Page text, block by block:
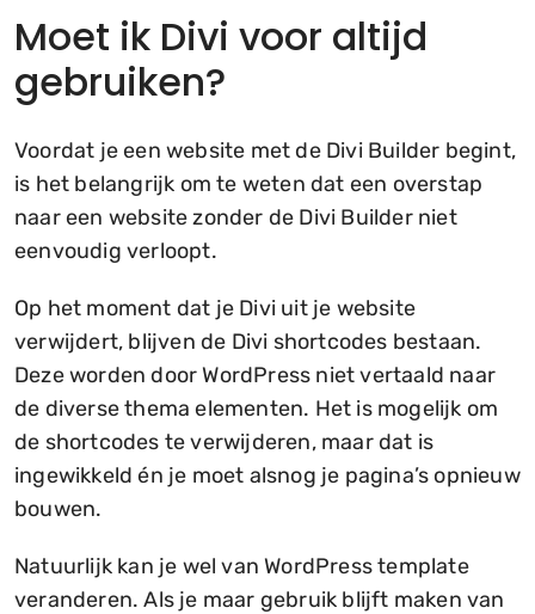
Moet ik Divi voor altijd
gebruiken?
Voordat je een website met de Divi Builder begint,
is het belangrijk om te weten dat een overstap
naar een website zonder de Divi Builder niet
eenvoudig verloopt.
Op het moment dat je Divi uit je website
verwijdert, blijven de Divi shortcodes bestaan.
Deze worden door WordPress niet vertaald naar
de diverse thema elementen. Het is mogelijk om
de shortcodes te verwijderen, maar dat is
ingewikkeld én je moet alsnog je pagina’s opnieuw
bouwen.
Natuurlijk kan je wel van WordPress template
veranderen. Als je maar gebruik blijft maken van